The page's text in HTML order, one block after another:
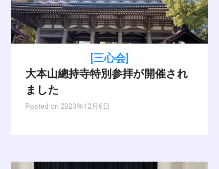
[三心会]
大本山總持寺特別参拝が開催され
ました
Posted on 2023年12月6日